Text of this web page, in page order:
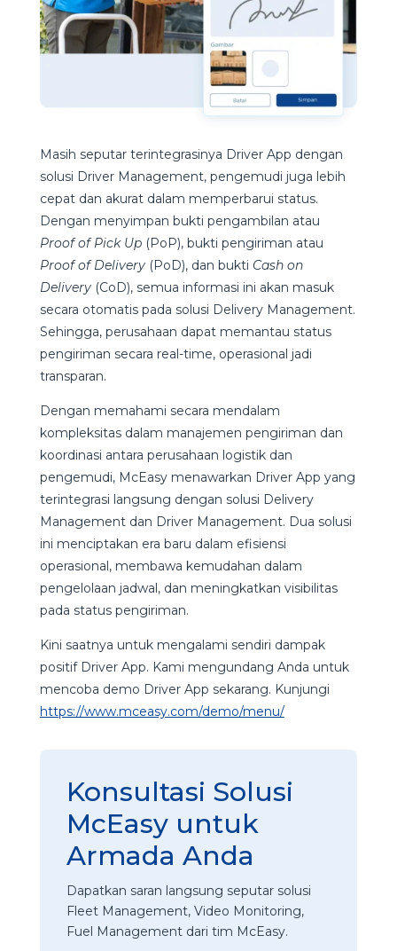
Masih seputar terintegrasinya Driver App dengan
solusi Driver Management, pengemudi juga lebih
cepat dan akurat dalam memperbarui status.
Dengan menyimpan bukti pengambilan atau
Proof of Pick Up(PoP), bukti pengiriman atau
Proof of Delivery(PoD), dan bukti Cash on
Delivery(CoD), semua informasi ini akan masuk
secara otomatis pada solusi Delivery Management.
Sehingga, perusahaan dapat memantau status
pengiriman secara real-time, operasional jadi
transparan.
Dengan memahami secara mendalam
kompleksitas dalam manajemen pengiriman dan
koordinasi antara perusahaan logistik dan
pengemudi, McEasy menawarkan Driver App yang
terintegrasi langsung dengan solusi Delivery
Management dan Driver Management. Dua solusi
ini menciptakan era baru dalam efisiensi
operasional, membawa kemudahan dalam
pengelolaan jadwal, dan meningkatkan visibilitas
pada status pengiriman.
Kini saatnya untuk mengalami sendiri dampak
positif Driver App. Kami mengundang Anda untuk
mencoba demo Driver App sekarang. Kunjungi
https://www.mceasy.com/demo/menu/
Konsultasi Solusi
McEasy untuk
Armada Anda
Dapatkan saran langsung seputar solusi
Fleet Management, Video Monitoring,
Fuel Management dari tim McEasy.